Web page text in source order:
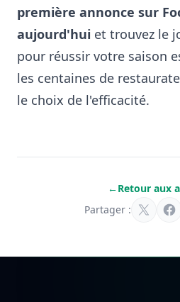
première annonce sur
aujourd'hui et trouvez le
pour réussir votre saison
les centaines de
le choix de l'efficacité.
←Retour aux
Partager :